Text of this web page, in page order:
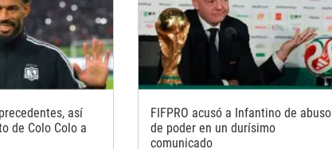
así
de Colo Colo a
FIFPRO acusó a Infantino de abuso
de poder en un durísimo
comunicado